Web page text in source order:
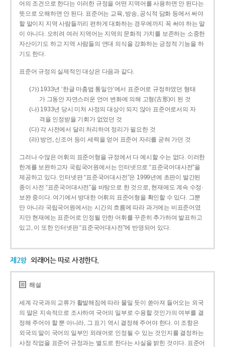
어의 조건으로 한다는 이러한 규정을 어떤 지역어를 사용하면 안 된다는
뜻으로 오해하면 안 된다. 표준어는 교육, 방송, 공식적 담화 등에서 써야
할 말이지 지역 사람들끼리 편하게 대화하는 경우에까지 꼭 써야 하는 말
이 아니다. 오히려 여러 지역어는 지역의 문화적 가치를 보존하는 소중한
자산이기도 하고 지역 사람들의 연대 의식을 강화하는 긍정적 기능을 하
기도 한다.
표준어 규정의 실제적인 대상은 다음과 같다.
(가) 1933년 ‘한글 마춤법 통일안’에서 표준어로 규정하였던 형태
가 그동안 자연스러운 언어 변화에 의해 고형(古形)이 된 것
(나) 1933년 당시 미처 사정의 대상이 되지 않아 표준어로서의 자
격을 인정받을 기회가 없었던 것
(다) 각 사전에서 달리 처리하여 정리가 필요한 것
(라) 방언, 신조어 등이 세력을 얻어 표준어 자리를 굳혀 가던 것
그러나 수많은 어휘의 표준어형을 규정에서 다 예시할 수는 없다. 이러한
한계를 보완하고자 국립국어원에서는 인터넷으로 “표준국어대사전”을
제공하고 있다. 인터넷판 “표준국어대사전”은 1999년에 초판이 발간된
종이 사전 “표준국어대사전”을 바탕으로 한 것으로, 현재에도 계속 수정·
보완 중이다. 여기에서 방대한 어휘의 표준어형을 확인할 수 있다. 그뿐
만 아니라 국립국어원에서는 시간의 흐름에 따라 과거에는 비표준어였
지만 현재에는 표준어로 인정될 만한 어휘를 꾸준히 추가하여 발표하고
있고, 이 또한 인터넷판 “표준국어대사전”에 반영되어 있다.
제2항 외래어는 따로 사정한다.
해설
세계 각국과의 교류가 활발해짐에 따라 물밀 듯이 쏟아져 들어오는 외국
의 말은 지속적으로 조사하여 국어의 일부로 수용할 것인가의 여부를 결
정해 주어야 할 뿐 아니라, 그 표기 역시 결정해 주어야 한다. 이 조항은
외국의 말이 국어의 일부인 외래어로 인정될 수 있는 것인지를 결정하는
사정 작업을 표준어 규정과는 별도로 한다는 사실을 밝힌 것이다. 표준어